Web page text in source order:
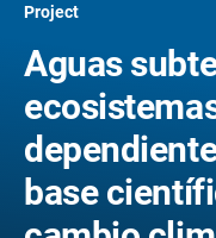
Project
Aguas
base